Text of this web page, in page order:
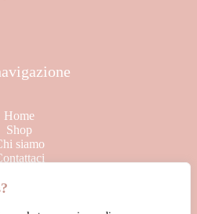
Home
Shop
siamo